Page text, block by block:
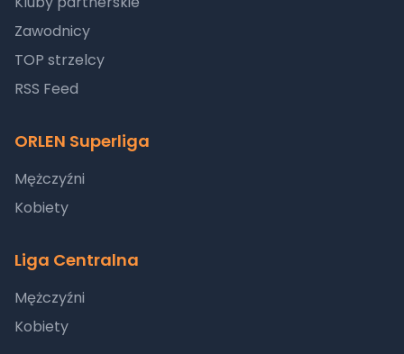
Zawodnicy
TOP strzelcy
RSS Feed
ORLEN Superliga
Mężczyźni
Kobiety
Liga Centralna
Mężczyźni
Kobiety